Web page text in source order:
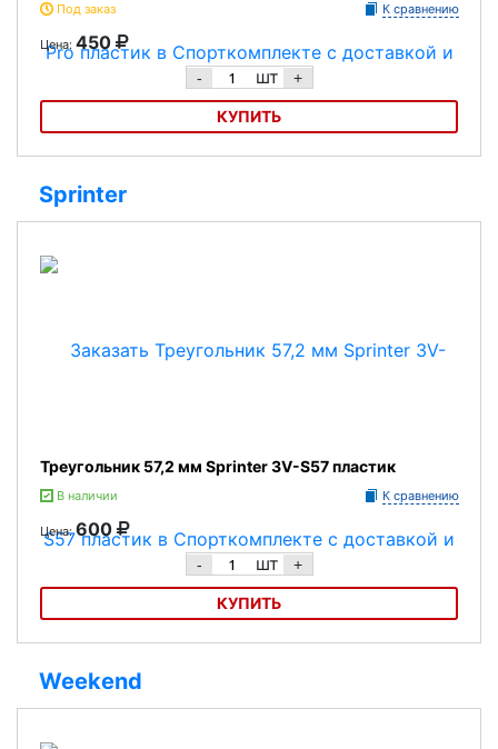
Под заказ К сравнению
Цена: 450
- шт +
КУПИТЬ
Sprinter
Треугольник 57,2 мм Sprinter 3V-S57 пластик
В наличии К сравнению
Цена:600
- шт +
КУПИТЬ
Weekend